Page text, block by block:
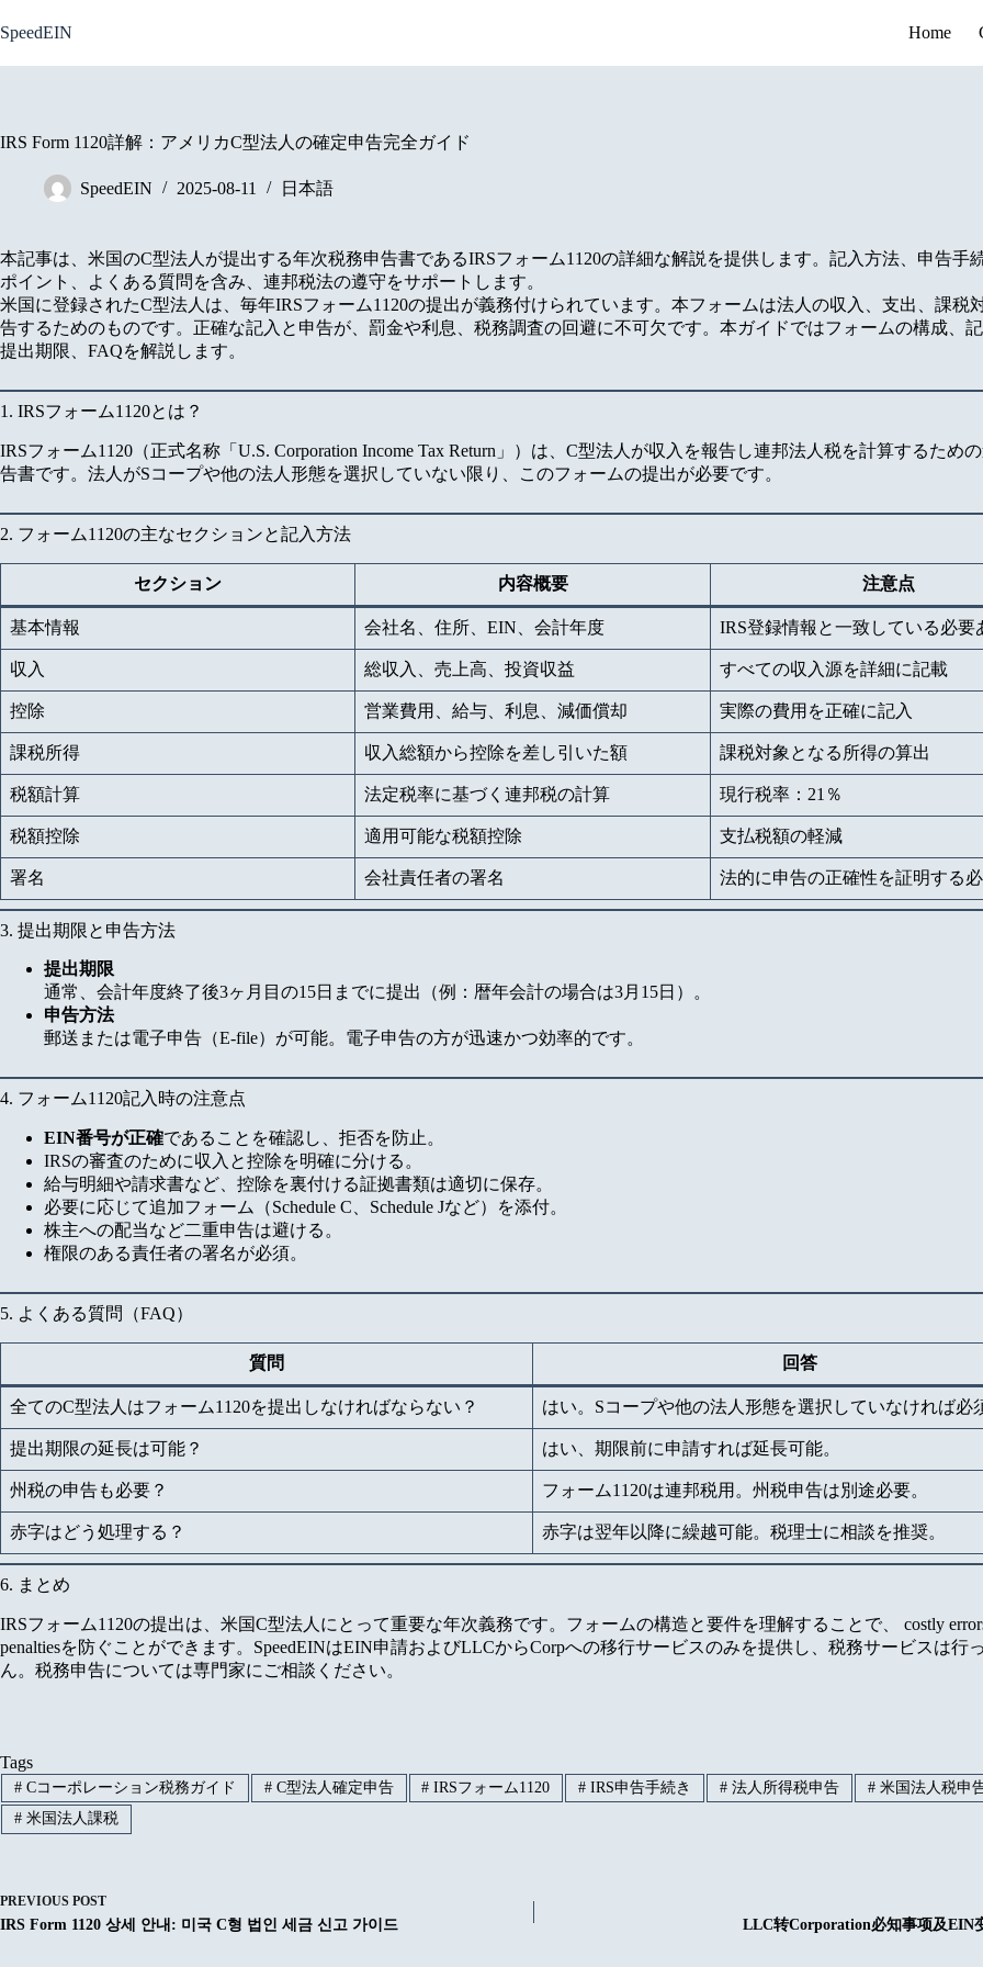
to
content
SpeedEIN Home
IRS Form 1120詳解：アメリカC型法人の確定申告完全ガイド
SpeedEIN 2025-08-11 日本語
本記事は、米国のC型法人が提出する年次税務申告書であるIRSフォーム1120の詳細な解説を提供します。記入方法、申告手
ポイント、よくある質問を含み、連邦税法の遵守をサポートします。
米国に登録されたC型法人は、毎年IRSフォーム1120の提出が義務付けられています。本フォームは法人の収入、支出、課税
告するためのものです。正確な記入と申告が、罰金や利息、税務調査の回避に不可欠です。本ガイドではフォームの構成、
提出期限、FAQを解説します。
1. IRSフォーム1120とは？
IRSフォーム1120（正式名称「U.S. Corporation Income Tax Return」）は、C型法人が収入を報告し連邦法人税を計算するため
告書です。法人がSコープや他の法人形態を選択していない限り、このフォームの提出が必要です。
2. フォーム1120の主なセクションと記入方法
セクション 内容概要 注意点
基本情報 会社名、住所、EIN、会計年度 IRS登録情報と一致している必要
収入 総収入、売上高、投資収益 すべての収入源を詳細に記載
控除 営業費用、給与、利息、減価償却 実際の費用を正確に記入
課税所得 収入総額から控除を差し引いた額 課税対象となる所得の算出
税額計算 法定税率に基づく連邦税の計算 現行税率：21％
税額控除 適用可能な税額控除 支払税額の軽減
署名 会社責任者の署名 法的に申告の正確性を証明する
3. 提出期限と申告方法
提出期限
通常、会計年度終了後3ヶ月目の15日までに提出（例：暦年会計の場合は3月15日）。
申告方法
郵送または電子申告（E-file）が可能。電子申告の方が迅速かつ効率的です。
4. フォーム1120記入時の注意点
EIN番号が正確であることを確認し、拒否を防止。
IRSの審査のために収入と控除を明確に分ける。
給与明細や請求書など、控除を裏付ける証拠書類は適切に保存。
必要に応じて追加フォーム（Schedule C、Schedule Jなど）を添付。
株主への配当など二重申告は避ける。
権限のある責任者の署名が必須。
5. よくある質問（FAQ）
質問 回答
全てのC型法人はフォーム1120を提出しなければならない？ はい。Sコープや他の法人形態を選択していなければ必
提出期限の延長は可能？ はい、期限前に申請すれば延長可能。
州税の申告も必要？ フォーム1120は連邦税用。州税申告は別途必要。
赤字はどう処理する？ 赤字は翌年以降に繰越可能。税理士に相談を推奨。
6. まとめ
IRSフォーム1120の提出は、米国C型法人にとって重要な年次義務です。フォームの構造と要件を理解することで、 costly
penaltiesを防ぐことができます。SpeedEINはEIN申請およびLLCからCorpへの移行サービスのみを提供し、税務サービスは行
ん。税務申告については専門家にご相談ください。
Tags
#Cコーポレーション税務ガイド #C型法人確定申告 # IRSフォーム1120 # IRS申告手続き # 法人所得税申告 #米国法人税申
#米国法人課税
PREVIOUS POST
IRS Form 1120 상세 안내: 미국 C형 법인 세금 신고 가이드 LLC转Corporation必知事项及EIN